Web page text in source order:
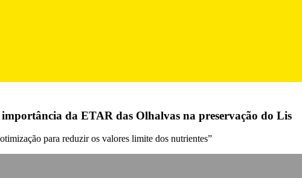
da ETAR das Olhalvas na preservação do Lis
para reduzir os valores limite dos nutrientes”